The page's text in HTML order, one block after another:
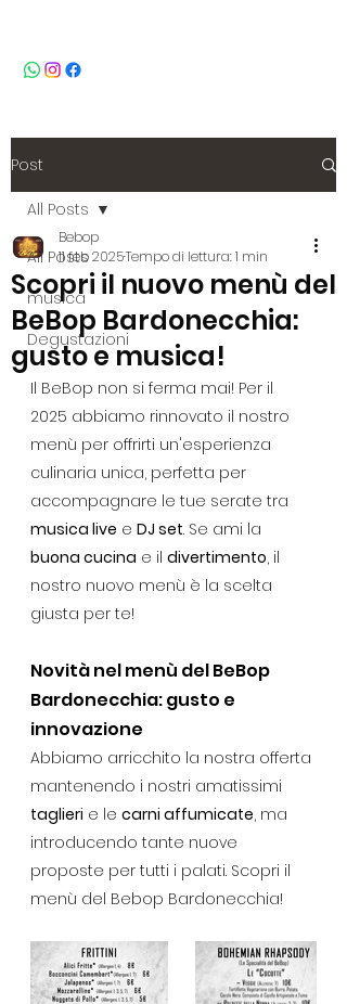
Post
All Posts
musica
Degustazioni
All Posts
Scopri il nuovo menù del
BeBop Bardonecchia:
gusto e musica!
Bebop
11 feb 2025Tempo di lettura: 1 min
Il BeBop non si ferma mai! Per il
2025 abbiamo rinnovato il nostro
menù per offrirti un'esperienza
culinaria unica, perfetta per
accompagnare le tue serate tra
musica live e DJ set. Se ami la
buona cucina e il divertimento, il
nostro nuovo menù è la scelta
giusta per te!
Novità nel menù del BeBop
Bardonecchia: gusto e
innovazione
Abbiamo arricchito la nostra offerta
mantenendo i nostri amatissimi
taglieri e le carni affumicate, ma
introducendo tante nuove
proposte per tutti i palati. Scopri il
menù del Bebop Bardonecchia!